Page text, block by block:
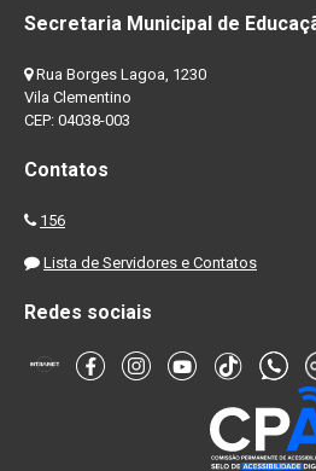
Secretaria Municipal de
Rua Borges Lagoa, 1230
Vila Clementino
CEP: 04038-003
Contatos
156
Lista de Servidores e Contatos
Redes sociais